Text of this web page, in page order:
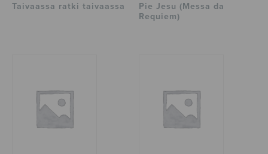
Taivaassa ratki taivaassa
Pie Jesu (Messa da
Requiem)